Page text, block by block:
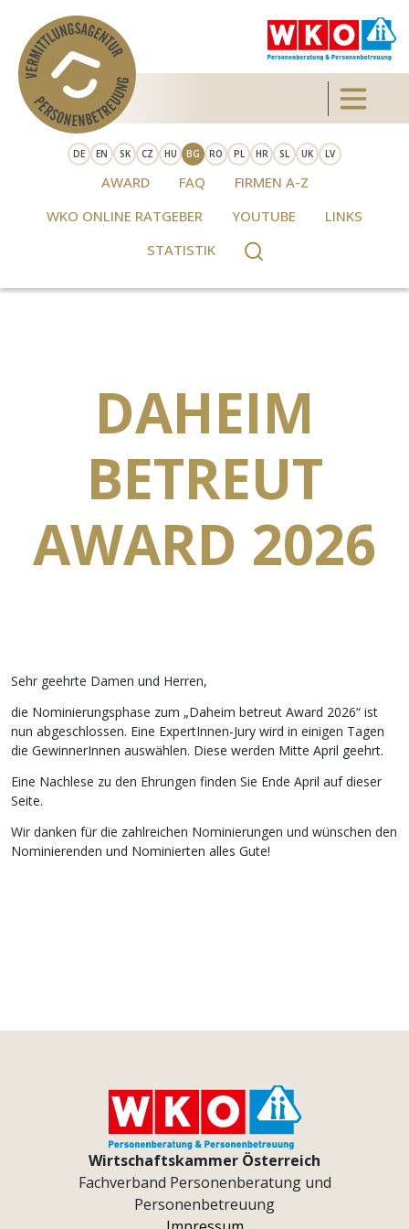
Skip to main content Toggle
DE EN SK CZ HU BG RO PL HR SL UK LV
AWARD FAQ
FIRMEN A-Z
WKO ONLINE RATGEBER
YOUTUBE
LINKS
STATISTIK
DAHEIM
BETREUT
AWARD 2026
Sehr geehrte Damen und Herren,
die Nominierungsphase zum „Daheim betreut Award 2026“ ist
nun abgeschlossen. Eine ExpertInnen-Jury wird in einigen Tagen
die GewinnerInnen auswählen. Diese werden Mitte April geehrt.
Eine Nachlese zu den Ehrungen finden Sie Ende April auf dieser
Seite.
Wir danken für die zahlreichen Nominierungen und wünschen den
Nominierenden und Nominierten alles Gute!
Wirtschaftskammer Österreich
Fachverband Personenberatung und
Personenbetreuung